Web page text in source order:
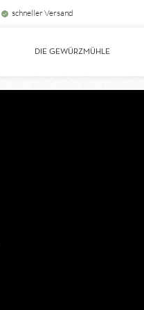
schneller Versand
DIE GEWÜRZMÜHLE